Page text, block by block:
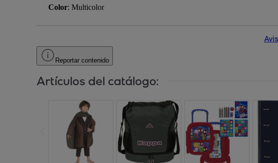
Color: Multicolor
Reportar contenido
Artículos del catálogo: